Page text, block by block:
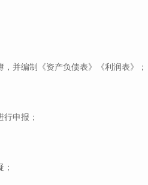
并编制《资产负债表》《利润表》；
申报；